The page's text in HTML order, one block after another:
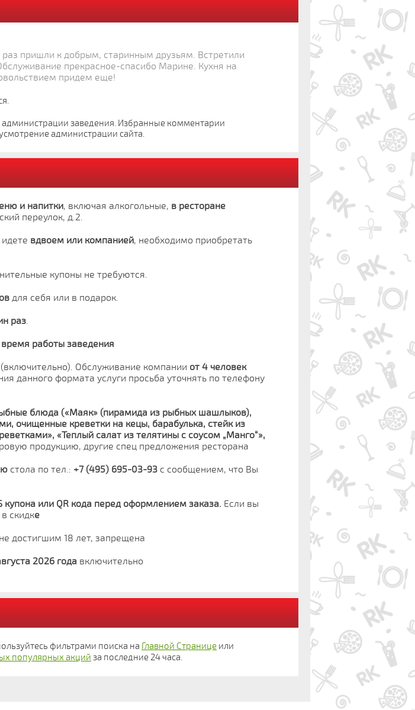
раз пришли к добрым, старинным друзьям. Встретили
прекрасное-спасибо Марине. Кухня на
придем еще!
заведения. Избранные комментарии
администрации сайта.
и напитки, включая алкогольные, в ресторане
переулок, д.2.
вдвоем или компанией, необходимо приобретать
купоны не требуются.
для себя или в подарок.
раз.
работы заведения
Обслуживание компании от 4 человек
данного формата услуги просьба уточнять по телефону
блюда («Маяк» (пирамида из рыбных шашлыков),
очищенные креветки на кецы, барабулька, стейк из
«Теплый салат из телятины с соусом „Манго“»,
продукцию, другие спец предложения ресторана
стола по тел.: +7 (495) 695-03-93 с сообщением, что Вы
или QR кода перед оформлением заказа. Если вы
скидке
достигшим 18 лет, запрещена
2026 года включительно
фильтрами поиска на Главной Странице или
популярных акций за последние 24 часа.